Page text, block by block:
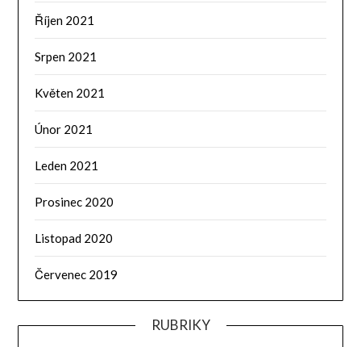
Říjen 2021
Srpen 2021
Květen 2021
Únor 2021
Leden 2021
Prosinec 2020
Listopad 2020
Červenec 2019
RUBRIKY